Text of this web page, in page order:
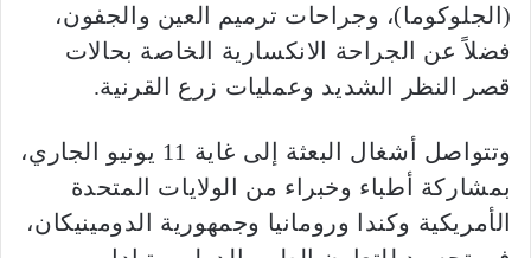
(الجلوكوما)، وجراحات ترميم العين والجفون،
فضلاً عن الجراحة الانكسارية الخاصة بحالات
قصر النظر الشديد وعمليات زرع القرنية.
وتتواصل أشغال البعثة إلى غاية 11 يونيو الجاري،
بمشاركة أطباء وخبراء من الولايات المتحدة
الأمريكية وكندا ورومانيا وجمهورية الدومينيكان،